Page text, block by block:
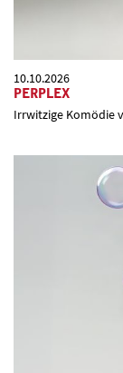
10.10.2026
PERPLEX
Irrwitzige Komödie